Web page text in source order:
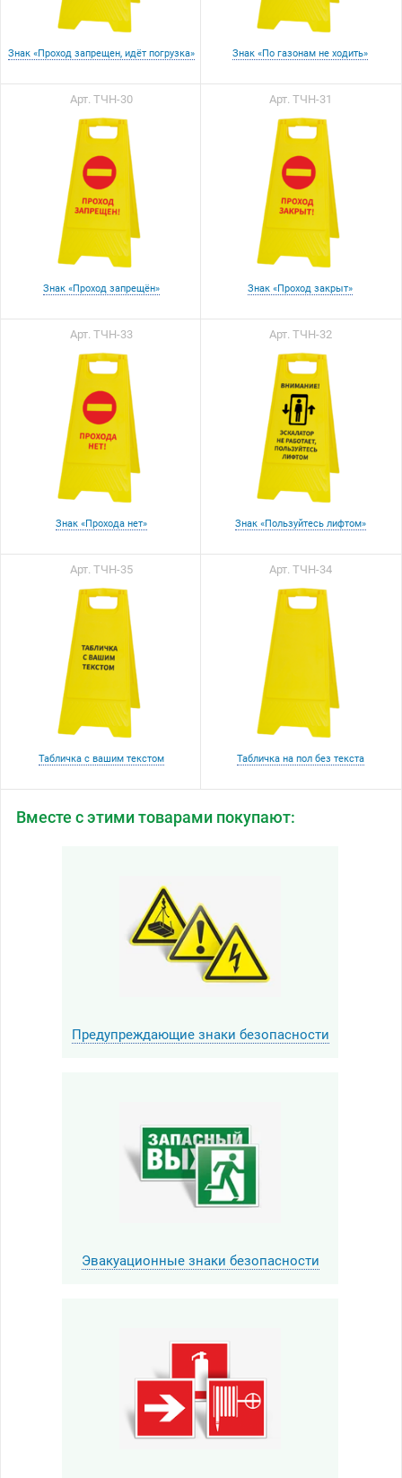
Знак «Проход запрещен, идёт погрузка» Знак «По газонам не ходить»
Арт. ТЧН-30
Знак «Проход запрещён»
Арт. ТЧН-31
Знак «Проход закрыт»
Арт. ТЧН-33
Знак «Прохода нет»
Арт. ТЧН-32
Знак «Пользуйтесь лифтом»
Арт. ТЧН-35
Табличка с вашим текстом
Арт. ТЧН-34
Табличка на пол без текста
Вместе с этими товарами покупают:
Предупреждающие знаки безопасности
Эвакуационные знаки безопасности